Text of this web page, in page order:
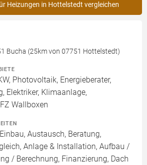
Heizungen in Hottelstedt vergleichen
Bucha (25km von 07751 Hottelstedt)
Photovoltaik, Energieberater,
Elektriker, Klimaanlage,
Wallboxen
Austausch, Beratung,
Anlage & Installation, Aufbau /
/ Berechnung, Finanzierung, Dach